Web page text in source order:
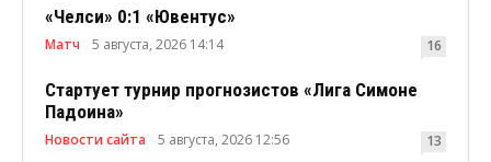
«Челси» 0:1 «Ювентус»
Матч 5 августа, 2026 14:14 16
Стартует турнир прогнозистов «Лига Симоне
Падоина»
Новости сайта 5 августа, 2026 12:56 13